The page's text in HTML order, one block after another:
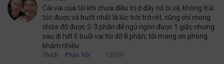
Cái vai của tôi khi chưa điều trị ở đây nó bị xệ, không trải
tóc được và buốt nhất là lúc trời trở rét, cũng chỉ mong
chữa đỡ được 2-3 phần để ngủ ngon được 1 giấc nhưng
sau đi hết 6 buổi vai tôi đỡ 8 phần, tôi mang ơn phòng
khám nhiều
Thích Phản hồi 13059